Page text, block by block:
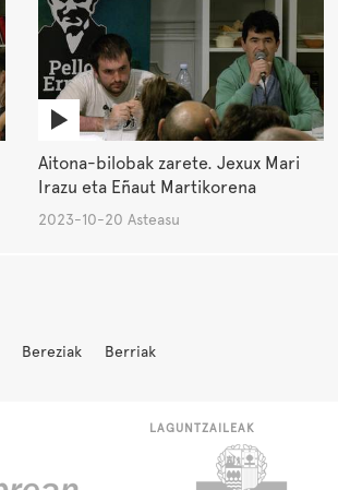
Aitona-bilobak zarete. Jexux Mari
Irazu eta Eñaut Martikorena
2023-10-20 Asteasu
Bereziak Berriak
LAGUNTZAILEAK